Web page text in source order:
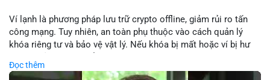
Lời khuyên: Nhà đầu tư nhỏ lẻ nên theo dõi sát dòng tiền xác
nhận và tránh vào lệnh đòn bẩy quá mức trong 24 giờ tới. Quan
sát phản ứng giá tại vùng hỗ trợ $64,000 để đưa ra quyết định
Ví lạnh là phương pháp lưu trữ crypto offline, giảm rủi ro tấn
công mạng. Tuy nhiên, an toàn phụ thuộc vào cách quản lý
khóa riêng tư và bảo vệ vật lý. Nếu khóa bị mất hoặc ví bị hư
nên kết hợp với biện pháp dự phòng như sao lưu khóa và chọn
Đọc thêm